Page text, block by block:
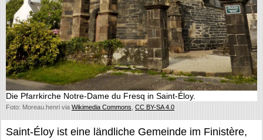
Die Pfarrkirche Notre-Dame du Fresq in Saint-Éloy.
Foto: Moreau.henri via Wikimedia Commons CC BY-SA 4.0
Saint-Éloy ist eine ländliche Gemeinde im Finistère,